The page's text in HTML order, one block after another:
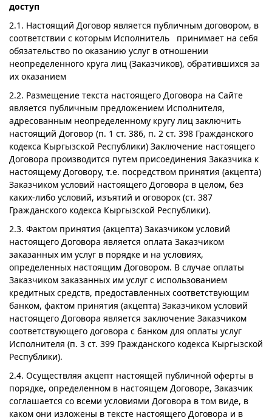
доступ
2.1. Настоящий Договор является публичным договором, в
соответствии с которым Исполнитель принимает на себя
обязательство по оказанию услуг в отношении
неопределенного круга лиц (Заказчиков), обратившихся за
их оказанием
2.2. Размещение текста настоящего Договора на Сайте
является публичным предложением Исполнителя,
адресованным неопределенному кругу лиц заключить
настоящий Договор (п. 1 ст. 386, п. 2 ст. 398 Гражданского
кодекса Кыргызской Республики) Заключение настоящего
Договора производится путем присоединения Заказчика к
настоящему Договору, т.е. посредством принятия (акцепта)
Заказчиком условий настоящего Договора в целом, без
каких-либо условий, изъятий и оговорок (ст. 387
Гражданского кодекса Кыргызской Республики).
2.3. Фактом принятия (акцепта) Заказчиком условий
настоящего Договора является оплата Заказчиком
заказанных им услуг в порядке и на условиях,
определенных настоящим Договором. В случае оплаты
Заказчиком заказанных им услуг с использованием
кредитных средств, предоставленных соответствующим
банком, фактом принятия (акцепта) Заказчиком условий
настоящего Договора является заключение Заказчиком
соответствующего договора с банком для оплаты услуг
Исполнителя (п. 3 ст. 399 Гражданского кодекса Кыргызской
Республики).
2.4. Осуществляя акцепт настоящей публичной оферты в
порядке, определенном в настоящем Договоре, Заказчик
соглашается со всеми условиями Договора в том виде, в
каком они изложены в тексте настоящего Договора и в